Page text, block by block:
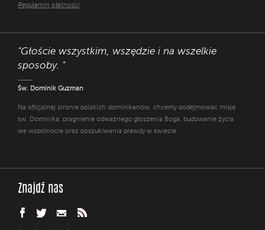
Regulamin płatności
"Głoście wszystkim, wszędzie i na wszelkie
sposoby. "
Św. Dominik Guzman
Na oficjalnej stronie polskich dominikanów, chcemy podejmować misję
św. Dominika: pragnienie odważnego głoszenia Boga, budowanie życia
we wspólnocie oraz poszukiwania prawdy w świecie.
Znajdź nas